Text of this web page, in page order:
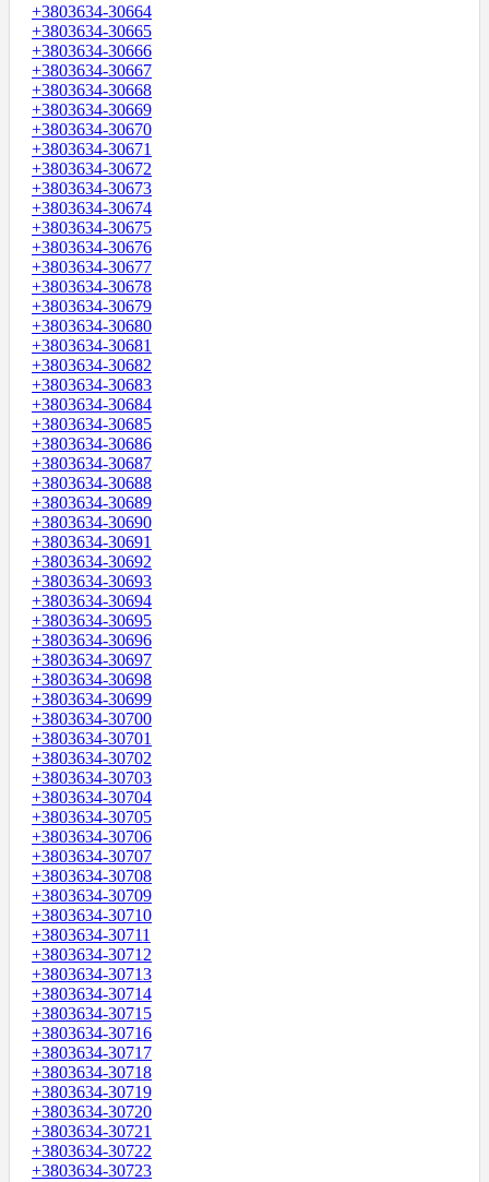
+3803634-30664
+3803634-30665
+3803634-30666
+3803634-30667
+3803634-30668
+3803634-30669
+3803634-30670
+3803634-30671
+3803634-30672
+3803634-30673
+3803634-30674
+3803634-30675
+3803634-30676
+3803634-30677
+3803634-30678
+3803634-30679
+3803634-30680
+3803634-30681
+3803634-30682
+3803634-30683
+3803634-30684
+3803634-30685
+3803634-30686
+3803634-30687
+3803634-30688
+3803634-30689
+3803634-30690
+3803634-30691
+3803634-30692
+3803634-30693
+3803634-30694
+3803634-30695
+3803634-30696
+3803634-30697
+3803634-30698
+3803634-30699
+3803634-30700
+3803634-30701
+3803634-30702
+3803634-30703
+3803634-30704
+3803634-30705
+3803634-30706
+3803634-30707
+3803634-30708
+3803634-30709
+3803634-30710
+3803634-30711
+3803634-30712
+3803634-30713
+3803634-30714
+3803634-30715
+3803634-30716
+3803634-30717
+3803634-30718
+3803634-30719
+3803634-30720
+3803634-30721
+3803634-30722
+3803634-30723